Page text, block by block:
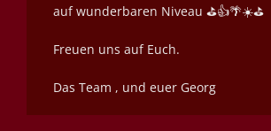
auf wunderbaren Niveau ⛳️👍🌴☀️⛳️
Freuen uns auf Euch.
Das Team , und euer Georg